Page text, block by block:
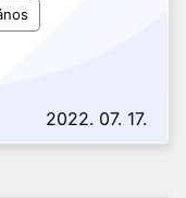
2022. 07. 17.